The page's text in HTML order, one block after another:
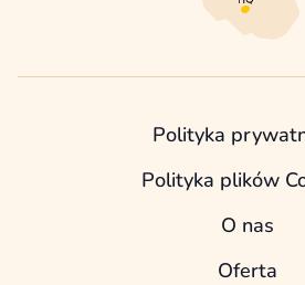
Polityka
Polityka plików
O nas
Oferta